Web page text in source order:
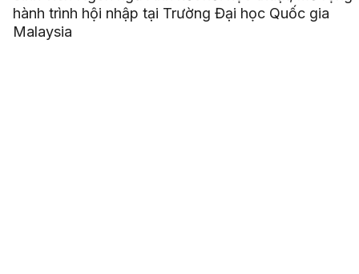
hành trình hội nhập tại Trường Đại học Quốc gia
Malaysia